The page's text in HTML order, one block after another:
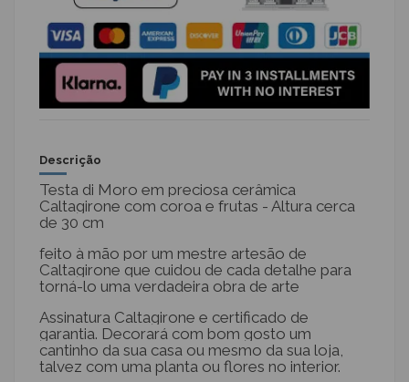
Descrição
Testa di Moro em preciosa cerâmica
Caltagirone com coroa e frutas - Altura cerca
de 30 cm
feito à mão por um mestre artesão de
Caltagirone que cuidou de cada detalhe para
torná-lo uma verdadeira obra de arte
Assinatura Caltagirone e certificado de
garantia. Decorará com bom gosto um
cantinho da sua casa ou mesmo da sua loja,
talvez com uma planta ou flores no interior.